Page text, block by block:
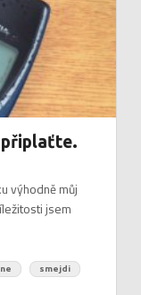
připlaťte.
výhodně můj
jsem
smejdi